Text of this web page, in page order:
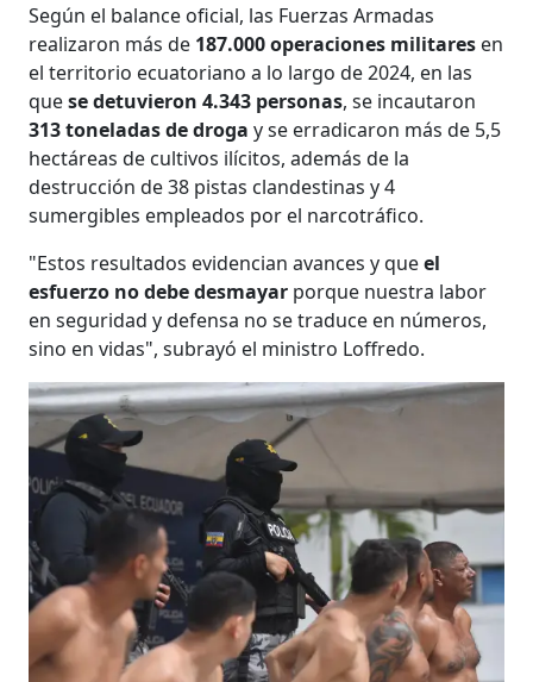
Según el balance oficial, las Fuerzas Armadas
realizaron más de 187.000 operaciones militares en
el territorio ecuatoriano a lo largo de 2024, en las
quese detuvieron 4.343 personas, se incautaron
313 toneladas de droga y se erradicaron más de 5,5
hectáreas de cultivos ilícitos, además de la
destrucción de 38 pistas clandestinas y 4
sumergibles empleados por el narcotráfico.
"Estos resultados evidencian avances y queel
esfuerzo no debe desmayar porque nuestra labor
en seguridad y defensa no se traduce en números,
sino en vidas", subrayó el ministro Loffredo.